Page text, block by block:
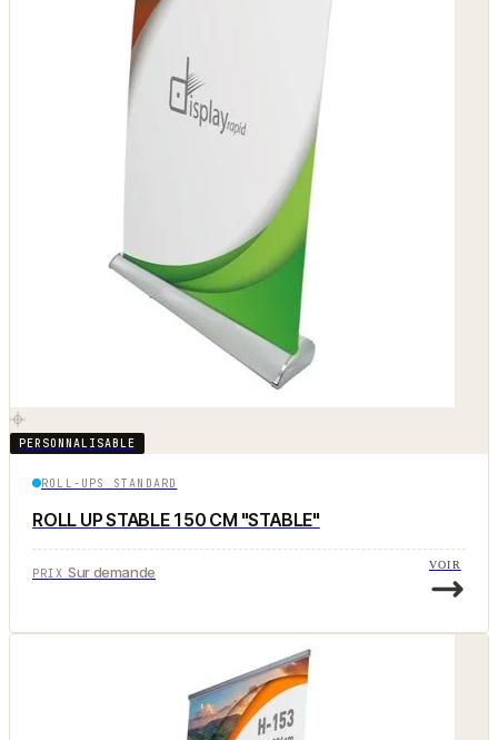
PERSONNALISABLE
ROLL-UPS STANDARD
ROLL UP STABLE 150 CM "STABLE"
PRIX Sur demande VOIR